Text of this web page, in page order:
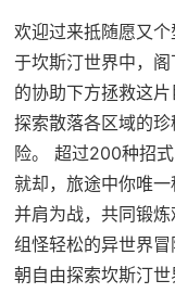
欢迎过来抵随愿又
于坎斯汀世界中，
的协助下方拯救这片
探索散落各区域的
险。 超过200种招
就却，旅途中你唯
并肩为战，共同锻
组怪轻松的异世界冒
朝自由探索坎斯汀